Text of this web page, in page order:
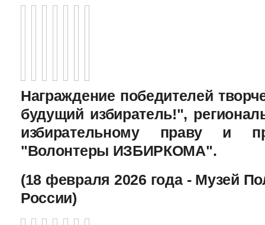
Награждение победителей
будущий избиратель!",
избирательному праву и
"Волонтеры ИЗБИРКОМА".
(18 февраля 2026 года - Музей
России)